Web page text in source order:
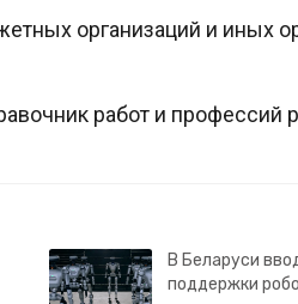
организаций и иных
работ и профессий
В Беларуси
поддержки